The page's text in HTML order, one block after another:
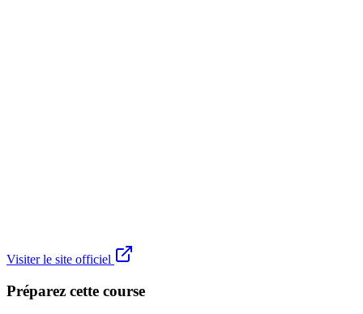
Visiter le site officiel
Préparez cette course